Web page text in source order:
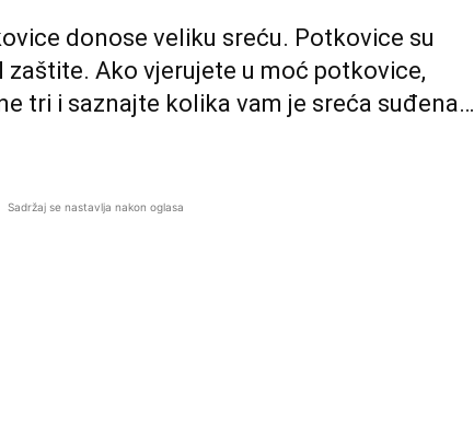
donose veliku sreću. Potkovice su
Ako vjerujete u moć potkovice,
tri i saznajte kolika vam je sreća suđena…
Sadržaj se nastavlja nakon oglasa